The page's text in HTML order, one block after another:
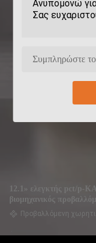
12.1» ελεγκτής pct/p-
βιομηχανικός
Προβαλλόμενη